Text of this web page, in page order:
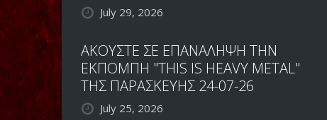
July 29, 2026
ΑΚΟΥΣΤΕ ΣΕ ΕΠΑΝΑΛΗΨΗ ΤΗΝ
ΕΚΠΟΜΠΗ "THIS IS HEAVY METAL"
ΤΗΣ ΠΑΡΑΣΚΕΥΗΣ 24-07-26
July 25, 2026